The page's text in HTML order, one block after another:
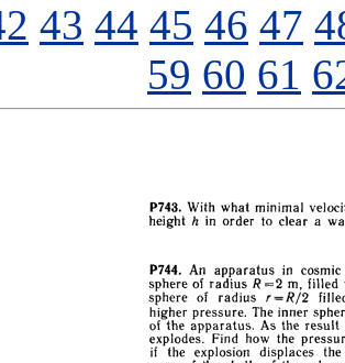
43 44 45 46 47
59 60 61